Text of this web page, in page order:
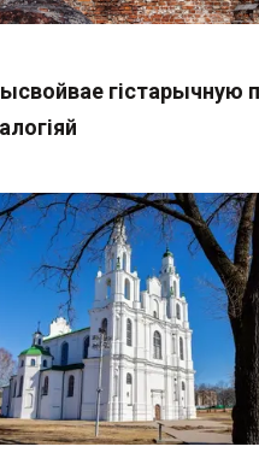
гістарычную